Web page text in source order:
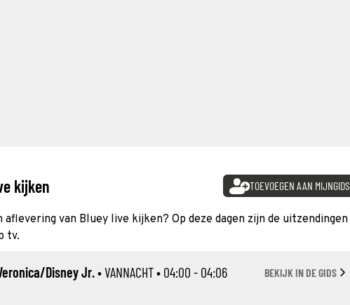
kijken TOEVOEGEN AAN MIJNGIDS
aflevering van Bluey live kijken? Op deze dagen zijn de uitzendingen
tv.
Disney Jr.•VANNACHT• 04:00 - 04:06 BEKIJK IN DE GIDS